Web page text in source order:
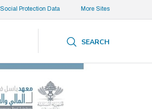
Social Protection Data More Sites
SEARCH